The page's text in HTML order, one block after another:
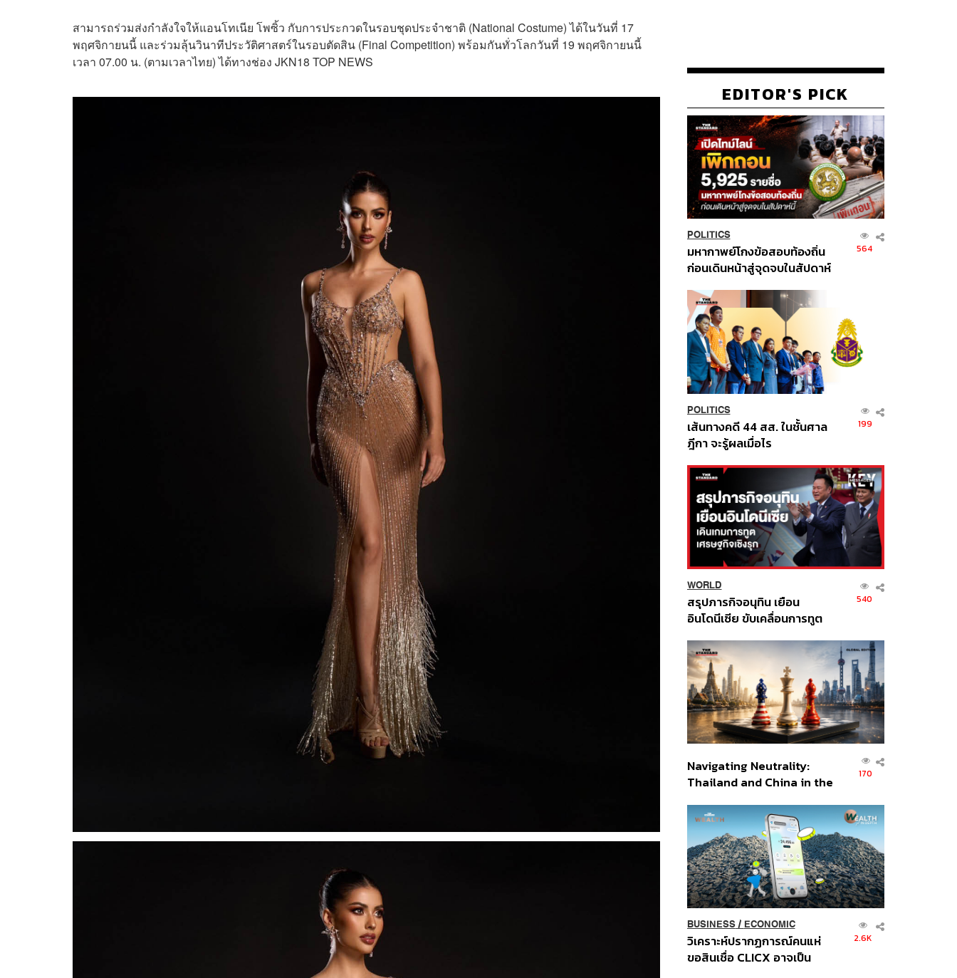
สามารถร่วมส่งกำลังใจให้แอนโทเนีย โพซิ้ว กับการประกวดในรอบชุดประจำชาติ (National Costume) ได้ในวันที่ 17
พฤศจิกายนนี้ และร่วมลุ้นวินาทีประวัติศาสตร์ในรอบตัดสิน (Final Competition) พร้อมกันทั่วโลกวันที่ 19 พฤศจิกายนนี้
เวลา 07.00 น. (ตามเวลาไทย) ได้ทางช่อง JKN18 TOP NEWS
EDITOR'S PICK
POLITICS
มหากาพย์โกงข้อสอบท้องถิ่น
ก่อนเดินหน้าสู่จุดจบในสัปดาห์
564
POLITICS
เส้นทางคดี 44 สส. ในชั้นศาล
ฎีกา จะรู้ผลเมื่อไร
199
WORLD
สรุปภารกิจอนุทิน เยือน
อินโดนีเซีย ขับเคลื่อนการทูต
ส่วนยุทธศาสตร์ไทย –
อินโดนีเซีย
540
Navigating Neutrality:
Thailand and China in the
Order
170
BUSINESS/ ECONOMIC
วิเคราะห์ปรากฏการณ์คนแห่
ขอสินเชื่อ CLICX อาจเป็น
2.6K